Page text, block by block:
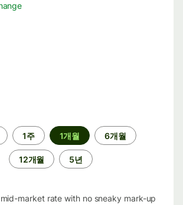
1주 1개월 6개월
12개월 5년
market rate with no sneaky mark-up